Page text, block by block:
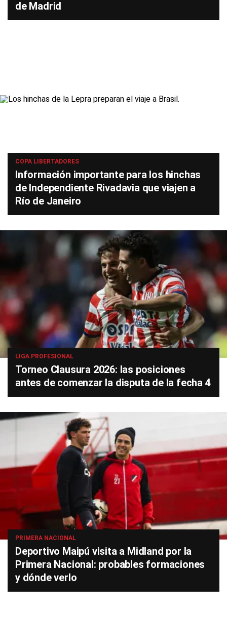
de Madrid
COPA LIBERTADORES
Información importante para los hinchas
de Independiente Rivadavia que viajen a
Río de Janeiro
LIGA PROFESIONAL
Torneo Clausura 2026: las posiciones
antes de comenzar la disputa de la fecha 4
PRIMERA NACIONAL
Deportivo Maipú visita a Midland por la
Primera Nacional: probables formaciones
y dónde verlo